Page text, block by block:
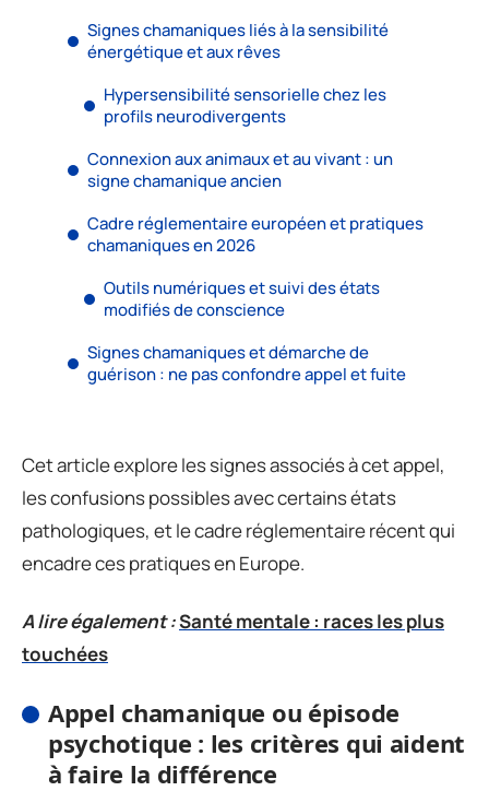
Signes chamaniques liés à la sensibilité
énergétique et aux rêves
Hypersensibilité sensorielle chez les
profils neurodivergents
Connexion aux animaux et au vivant : un
signe chamanique ancien
Cadre réglementaire européen et pratiques
chamaniques en 2026
Outils numériques et suivi des états
modifiés de conscience
Signes chamaniques et démarche de
guérison : ne pas confondre appel et fuite
Cet article explore les signes associés à cet appel,
les confusions possibles avec certains états
pathologiques, et le cadre réglementaire récent qui
encadre ces pratiques en Europe.
A lire également :Santé mentale : races les plus
touchées
Appel chamanique ou épisode
psychotique : les critères qui aident
à faire la différence